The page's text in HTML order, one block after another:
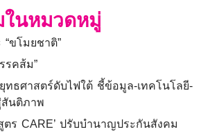
นหมวดหมู่
ขโมยชาติ”
รคส้ม”
ยุทธศาสตร์ดับไฟใต้ ชี้ข้อมูล-เทคโนโลยี-
นติภาพ
ตร CARE’ ปรับบำนาญประกันสังคม